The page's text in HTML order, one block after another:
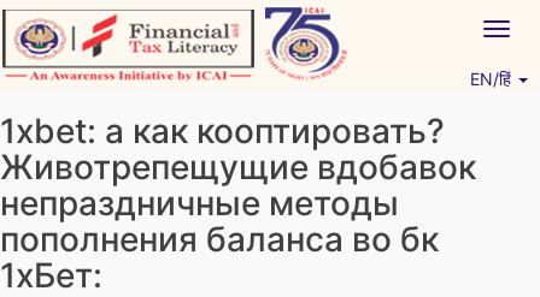
Skip
to
content
EN/हिं
1xbet: а как кооптировать?
Животрепещущие вдобавок
непраздничные методы
пополнения баланса во бк
1хБет: